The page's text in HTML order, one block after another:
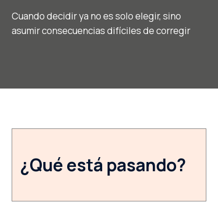
Cuando decidir ya no es solo elegir, sino
asumir consecuencias difíciles de corregir
¿Qué está pasando?